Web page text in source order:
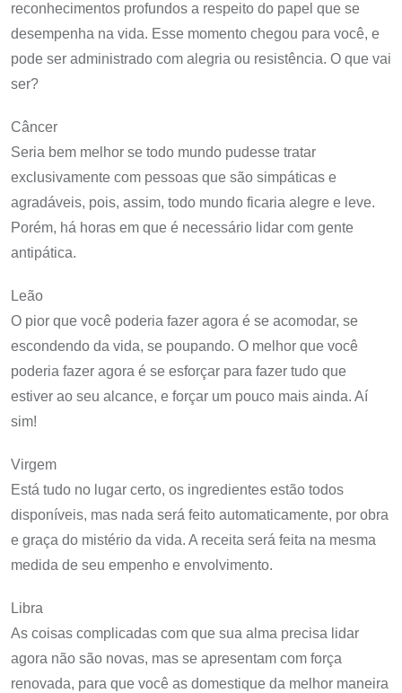
reconhecimentos profundos a respeito do papel que se
desempenha na vida. Esse momento chegou para você, e
pode ser administrado com alegria ou resistência. O que vai
ser?
Câncer
Seria bem melhor se todo mundo pudesse tratar
exclusivamente com pessoas que são simpáticas e
agradáveis, pois, assim, todo mundo ficaria alegre e leve.
Porém, há horas em que é necessário lidar com gente
antipática.
Leão
O pior que você poderia fazer agora é se acomodar, se
escondendo da vida, se poupando. O melhor que você
poderia fazer agora é se esforçar para fazer tudo que
estiver ao seu alcance, e forçar um pouco mais ainda. Aí
sim!
Virgem
Está tudo no lugar certo, os ingredientes estão todos
disponíveis, mas nada será feito automaticamente, por obra
e graça do mistério da vida. A receita será feita na mesma
medida de seu empenho e envolvimento.
Libra
As coisas complicadas com que sua alma precisa lidar
agora não são novas, mas se apresentam com força
renovada, para que você as domestique da melhor maneira